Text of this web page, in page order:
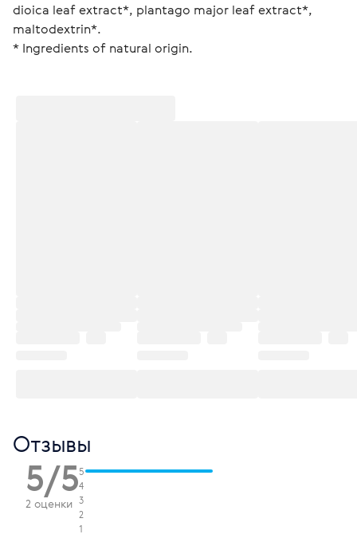
dioica leaf extract*, plantago major leaf extract*,
maltodextrin*.
* Ingredients of natural origin.
Отзывы
5/5
2 оценки
5
4
3
2
1